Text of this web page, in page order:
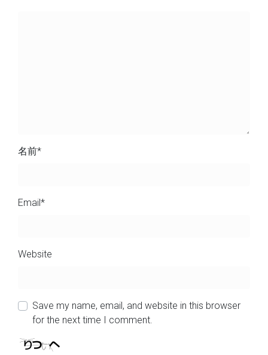
名前*
Email*
Website
Save my name, email, and website in this browser
for the next time I comment.